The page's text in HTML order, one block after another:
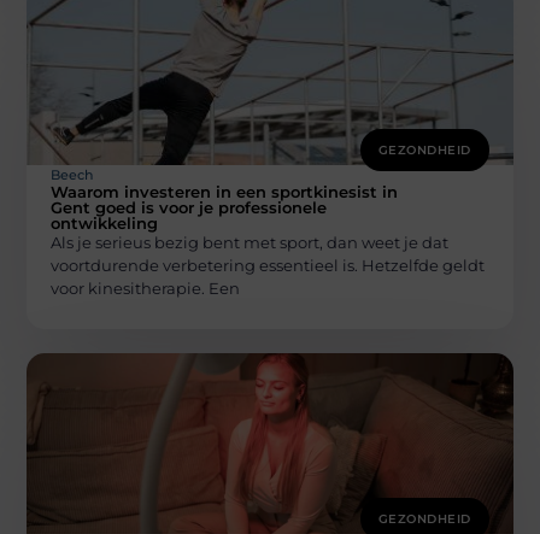
GEZONDHEID
Beech
Waarom investeren in een sportkinesist in
Gent goed is voor je professionele
ontwikkeling
Als je serieus bezig bent met sport, dan weet je dat
voortdurende verbetering essentieel is. Hetzelfde geldt
voor kinesitherapie. Een
GEZONDHEID